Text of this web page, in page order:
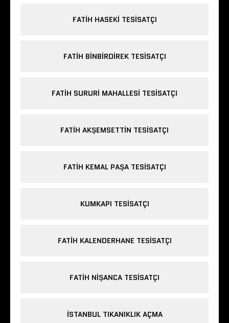
FATIH HASEKI TESISATÇI
FATIH BINBIRDIREK TESISATÇI
FATIH SURURI MAHALLESI TESISATÇI
FATIH AKŞEMSETTIN TESISATÇI
FATIH KEMAL PAŞA TESISATÇI
KUMKAPI TESISATÇI
FATIH KALENDERHANE TESISATÇI
FATIH NIŞANCA TESISATÇI
ISTANBUL TIKANIKLIK AÇMA